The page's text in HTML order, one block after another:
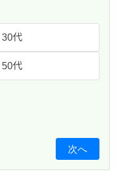
30代
50代
次へ